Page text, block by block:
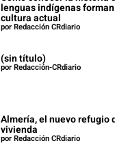
lenguas indígenas
cultura actual
por Redacción CRdiario
(sin título)
por Redacción-CRdiario
Almería, el nuevo refugio
vivienda
por Redacción CRdiario